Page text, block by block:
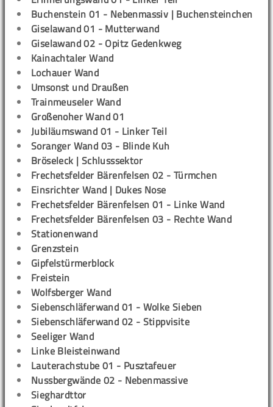
Buchenstein 01 - Nebenmassiv | Buchensteinchen
Giselawand 01 - Mutterwand
Giselawand 02 - Opitz Gedenkweg
Kainachtaler Wand
Lochauer Wand
Umsonst und Draußen
Trainmeuseler Wand
Großenoher Wand 01
Jubiläumswand 01 - Linker Teil
Soranger Wand 03 - Blinde Kuh
Bröseleck | Schlusssektor
Frechetsfelder Bärenfelsen 02 - Türmchen
Einsrichter Wand | Dukes Nose
Frechetsfelder Bärenfelsen 01 - Linke Wand
Frechetsfelder Bärenfelsen 03 - Rechte Wand
Stationenwand
Grenzstein
Gipfelstürmerblock
Freistein
Wolfsberger Wand
Siebenschläferwand 01 - Wolke Sieben
Siebenschläferwand 02 - Stippvisite
Seeliger Wand
Linke Bleisteinwand
Lauterachstube 01 - Pusztafeuer
Nussbergwände 02 - Nebenmassive
Sieghardttor